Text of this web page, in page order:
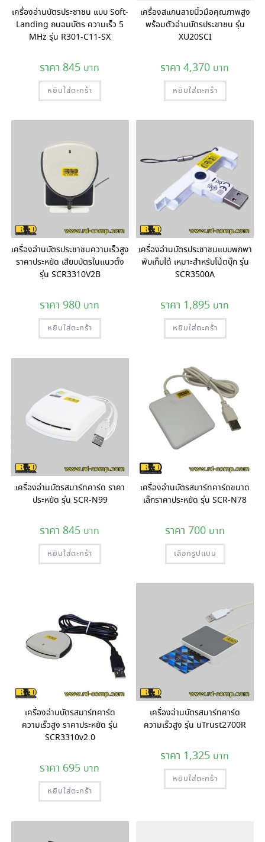
เครื่องอ่านบัตรประชาชน แบบ Soft-
Landing ถนอมบัตร ความเร็ว 5
MHz รุ่น R301-C11-SX
845
หยิบใส่ตะกร้า
เครื่องสแกนลายนิ้วมือคุณภาพสูง
พร้อมตัวอ่านบัตรประชาชน รุ่น
XU20SCI
4,370
หยิบใส่ตะกร้า
เครื่องอ่านบัตรประชาชนความเร็วสูง
ราคาประหยัด เสียบบัตรในแนวตั้ง
รุ่น SCR3310V2B
980
หยิบใส่ตะกร้า
เครื่องอ่านบัตรประชาชนแบบพกพา
พับเก็บได้ เหมาะสำหรับโน้ตบุ๊ก รุ่น
SCR3500A
1,895
หยิบใส่ตะกร้า
เครื่องอ่านบัตรสมาร์ทคาร์ด ราคา
ประหยัด รุ่น SCR-N99
845
หยิบใส่ตะกร้า
เครื่องอ่านบัตรสมาร์ทคาร์ดขนาด
เล็กราคาประหยัด รุ่น SCR-N78
700
เลือกรูปแบบ
This
has
be
the
product
page
เครื่องอ่านบัตรสมาร์ทคาร์ด
ความเร็วสูง ราคาประหยัด รุ่น
SCR3310v2.0
695
หยิบใส่ตะกร้า
เครื่องอ่านบัตรสมาร์ทคาร์ด
ความเร็วสูง รุ่น uTrust2700R
1,325
หยิบใส่ตะกร้า